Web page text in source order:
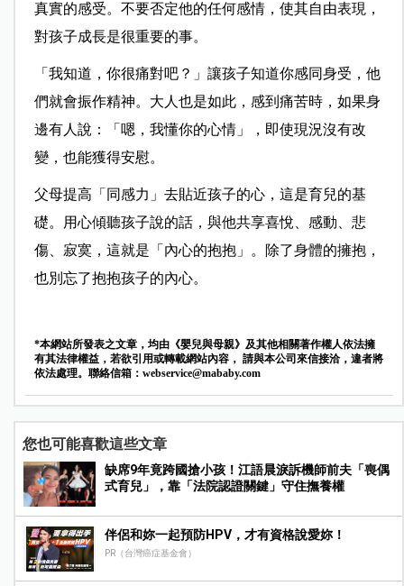
真實的感受。不要否定他的任何感情，使其自由表現，
對孩子成長是很重要的事。
「我知道，你很痛對吧？」讓孩子知道你感同身受，他
們就會振作精神。大人也是如此，感到痛苦時，如果身
邊有人說：「嗯，我懂你的心情」，即使現況沒有改
變，也能獲得安慰。
父母提高「同感力」去貼近孩子的心，這是育兒的基
礎。用心傾聽孩子說的話，與他共享喜悅、感動、悲
傷、寂寞，這就是「內心的抱抱」。除了身體的擁抱，
也別忘了抱抱孩子的內心。
*本網站所發表之文章，均由《嬰兒與母親》及其他相關著作權人依法擁
有其法律權益，若欲引用或轉載網站內容， 請與本公司來信接洽，違者將
依法處理。聯絡信箱： webservice@mababy.com
您也可能喜歡這些文章
缺席9年竟跨國搶小孩！江語晨淚訴機師前夫「喪偶
式育兒」，靠「法院認證關鍵」守住撫養權
伴侶和妳一起預防HPV，才有資格說愛妳！
PR（台灣癌症基金會）